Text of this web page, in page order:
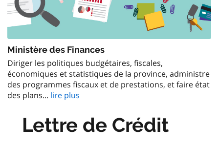
Ministère des Finances
Diriger les politiques budgétaires, fiscales,
économiques et statistiques de la province, administre
des programmes fiscaux et de prestations, et faire état
des plans... lire plus
Lettre de Crédit